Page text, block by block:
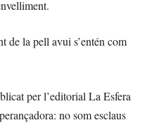
de la pell avui s’entén com
per l’editorial La Esfera
no som esclaus